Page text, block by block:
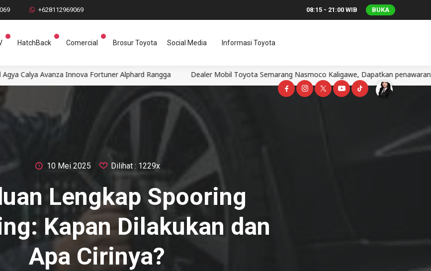
+628112969069 08:15 - 21:00 WIB BUKA
HatchBack Comercial Brosur Toyota Social Media Informasi Toyota
Fortuner Alphard Rangga Dealer Mobil Toyota Semarang Nasmoco Kaligawe, Dapatkan penawaran terbaik Erlyn mobil
10 Mei 2025 Dilihat : 1229x
Lengkap Spooring
Kapan Dilakukan dan
Apa Cirinya?